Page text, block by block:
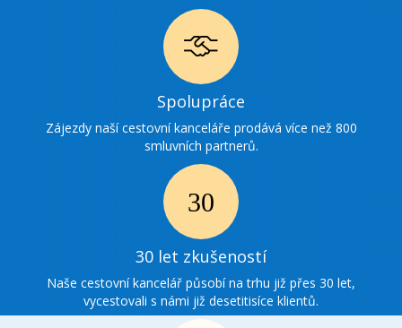
Ikonka
spolupráce
Spolupráce
Zájezdy naší cestovní kanceláře prodává více než 800
smluvních partnerů.
30 Ikonka
zkušenosti
30 let zkušeností
Naše cestovní kancelář působí na trhu již přes 30 let,
vycestovali s námi již desetitisíce klientů.